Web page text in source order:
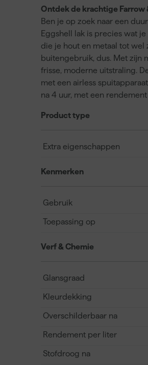
Ontdek de krachtige Farrow
Ben je op zoek naar een
Eggshell lak is precies wat
die je hout en metaal tot
buitengebruik, dus. Met zijn
frisse, moderne uitstraling.
met een airless
na 4 uur, met een
Product type
Extra eigenschappen
Kenmerken
Gebruik
Toepassing op
Verf & Chemie
Glansgraad
Kleurdekking
Overschilderbaar na
Rendement per liter
Stofdroog na